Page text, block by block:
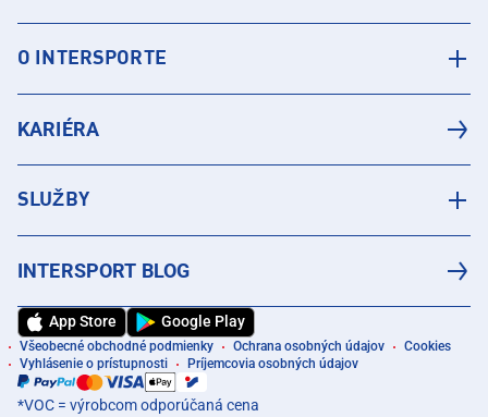
O INTERSPORTE
KARIÉRA
SLUŽBY
INTERSPORT BLOG
App Store Google Play
Všeobecné obchodné podmienky Ochrana osobných údajov
Cookies
Vyhlásenie o prístupnosti
Príjemcovia osobných údajov
*VOC = výrobcom odporúčaná cena